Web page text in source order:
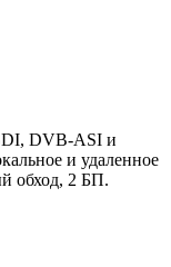
DVB-ASI и
и удаленное
обход, 2 БП.